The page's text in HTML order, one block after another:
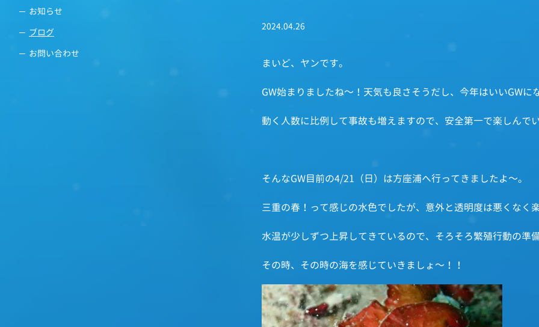
お知らせ
ブログ
お問い合わせ
2024.04.26
まいど、ヤンです。
GW始まりましたね～！天気も良さそうだし、今年はいいGWに
動く人数に比例して事故も増えますので、安全第一で楽しんで
そんなGW目前の4/21（日）は方座浦へ行ってきましたよ～。
三重の春！って感じの水色でしたが、意外と透明度は悪くなく
水温が少しずつ上昇してきているので、そろそろ繁殖行動の準
その時、その時の海を感じていきましょ～！！